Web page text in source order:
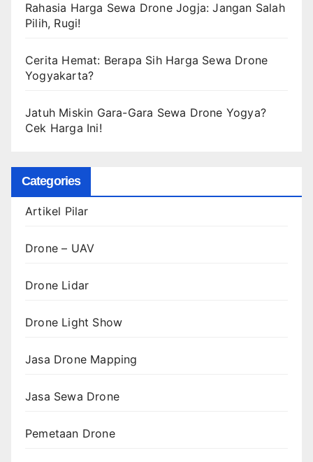
Rahasia Harga Sewa Drone Jogja: Jangan Salah
Pilih, Rugi!
Cerita Hemat: Berapa Sih Harga Sewa Drone
Yogyakarta?
Jatuh Miskin Gara-Gara Sewa Drone Yogya?
Cek Harga Ini!
Categories
Artikel Pilar
Drone – UAV
Drone Lidar
Drone Light Show
Jasa Drone Mapping
Jasa Sewa Drone
Pemetaan Drone